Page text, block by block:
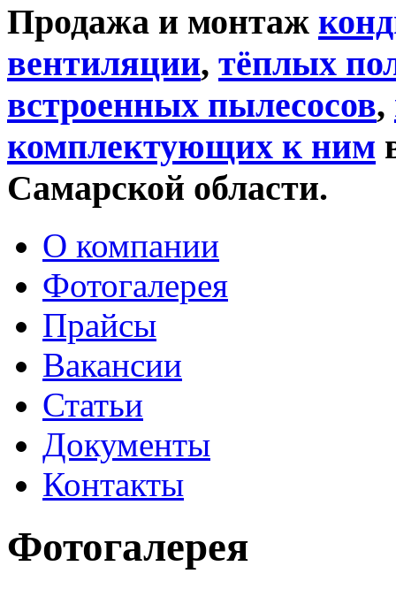
Продажа и монтаж
вентиляции, тёплых
встроенных пылесосов,
комплектующих к ним
Самарской области.
О компании
Фотогалерея
Прайсы
Вакансии
Статьи
Документы
Контакты
Фотогалерея